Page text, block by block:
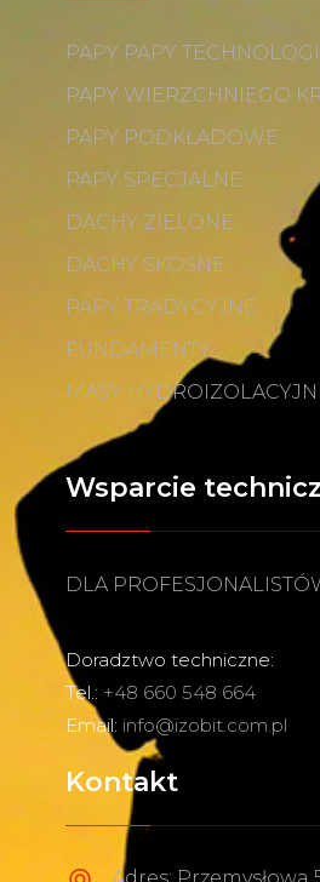
PAPY PAPY
PAPY WIERZCHNIEGO
PAPY PODKŁADOWE
PAPY SPECJALNE
DACHY ZIELONE
DACHY SKOŚNE
PAPY TRADYCYJNE
FUNDAMENTY
MASY
Wsparcie
DLA
Doradztwo techniczne:
Tel.: +48 660 548 664
Email: info@izobit.com.pl
Kontakt
Adres: Przemysłowa